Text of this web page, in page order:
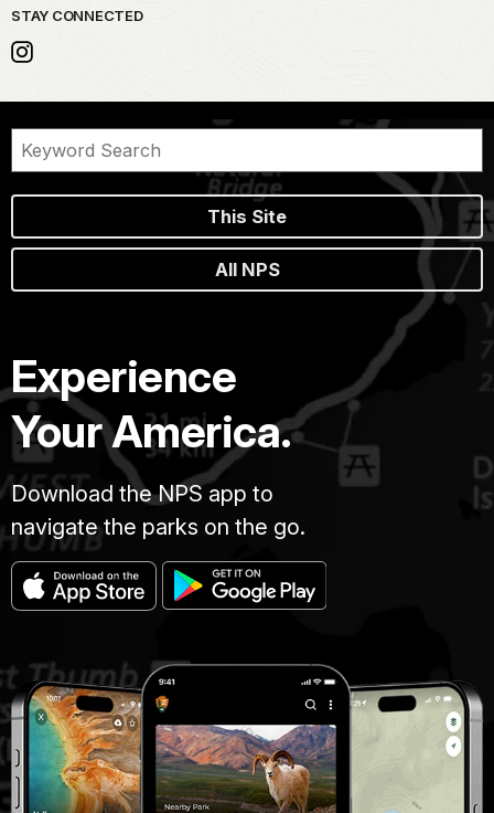
STAY CONNECTED
This Site
All NPS
Experience
Your America.
Download the NPS app to
navigate the parks on the go.